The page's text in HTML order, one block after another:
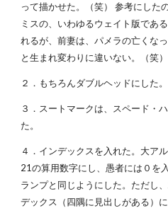
って描かせた。（笑） 参考にした
ミスの、いわゆるウェイト版であ
れるが、前妻は、パメラの亡くな
と生まれ変わりに違いない。（笑）
２．もちろんダブルヘッドにした。
３．スートマークは、スペード・
た。
４．インデックスを入れた。大ア
21の算用数字にし、愚者には０を
ランプと同じようにした。ただし
デックス（四隅に見出しがある）に